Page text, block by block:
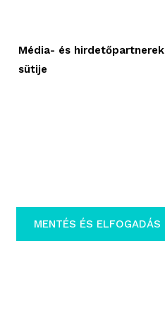
Média- és hirdetőpartnerek
sütije
MENTÉS ÉS ELFOGADÁS